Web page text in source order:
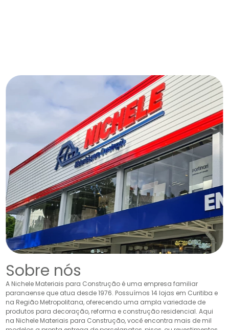
Sobre nós
A Nichele Materiais para Construção é uma empresa familiar
paranaense que atua desde 1976. Possuímos 14 lojas em Curitiba e
na Região Metropolitana, oferecendo uma ampla variedade de
produtos para decoração, reforma e construção residencial. Aqui
na Nichele Materiais para Construção, você encontra mais de mil